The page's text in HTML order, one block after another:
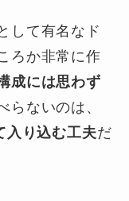
して有名なド
ろか非常に作
成には思わず
らないのは、
入り込む工夫だ